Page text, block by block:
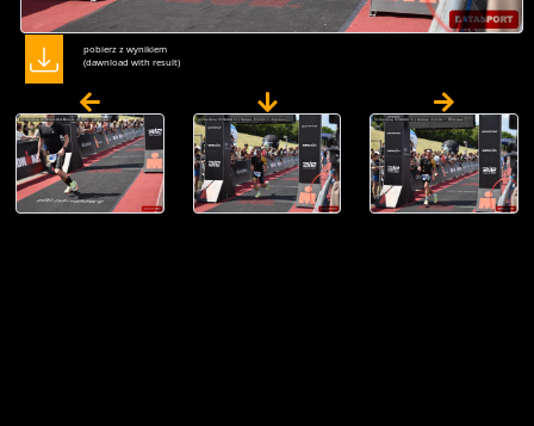
pobierz z wynikiem
(dawnload with result)